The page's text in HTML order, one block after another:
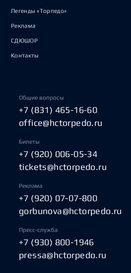
Легенды «Торпедо»
Реклама
СДЮШОР
Контакты
Общие вопросы
+7 (831) 465-16-60
office@hctorpedo.ru
Билеты
+7 (920) 006-05-34
tickets@hctorpedo.ru
Реклама
+7 (920) 07-07-800
gorbunova@hctorpedo.ru
Пресс-служба
+7 (930) 800-1946
pressa@hctorpedo.ru